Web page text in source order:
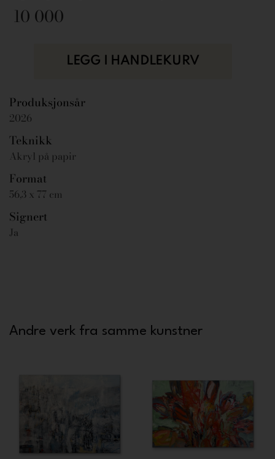
10 000
LEGG I HANDLEKURV
Produksjonsår
2026
Teknikk
Akryl på papir
Format
56,3 x 77 cm
Signert
Ja
Andre verk fra samme kunstner